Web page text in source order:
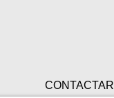
CONTACTAR